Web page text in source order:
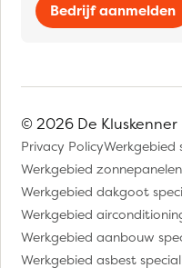
Bedrijf aanmelden
© 2026 De Kluskenner
Privacy PolicyWerkgebied
Werkgebied
Werkgebied dakgoot
Werkgebied
Werkgebied aanbouw
Werkgebied asbest